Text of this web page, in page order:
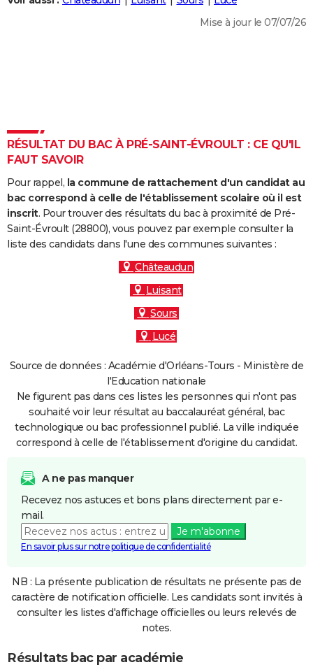
DICTIONNAIRE
Dictionnaire
Biographies
Citations
Expressions
Proverbes
PROGRAMME TV
COPAINS D'AVANT
S'inscrire
Se connecter
Lycées
Collèges
Primaires
Universités
Entreprises
Service militaire
Avis de recherche
AVIS DE DÉCÈS
FORUM
Mise à jour le 07/07/26
RÉSULTAT DU BAC À PRÉ-SAINT-ÉVROULT : CE QU'IL
FAUT SAVOIR
Pour rappel, la commune de rattachement d'un candidat au
bac correspond à celle de l'établissement scolaire où il est
inscrit. Pour trouver des résultats du bac à proximité de Pré-
Saint-Évroult (28800), vous pouvez par exemple consulter la
liste des candidats dans l'une des communes suivantes :
Châteaudun
Luisant
Sours
Lucé
Source de données : Académie d'Orléans-Tours - Ministère de
l'Education nationale
Ne figurent pas dans ces listes les personnes qui n'ont pas
souhaité voir leur résultat au baccalauréat général, bac
technologique ou bac professionnel publié. La ville indiquée
correspond à celle de l'établissement d'origine du candidat.
A ne pas manquer
Recevez nos astuces et bons plans directement par e-
mail.
Je m'abonne
En savoir plus sur notre politique de confidentialité
NB : La présente publication de résultats ne présente pas de
caractère de notification officielle. Les candidats sont invités à
consulter les listes d'affichage officielles ou leurs relevés de
notes.
Résultats bac par académie